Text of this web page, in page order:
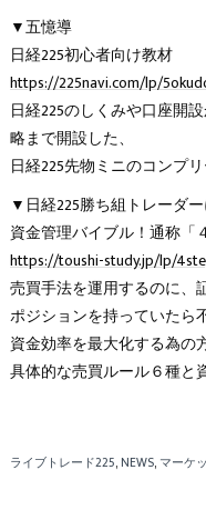
▼五憶導
日経225初心者向け教材
https://225navi.com/lp/
日経225のしくみや口座開
略まで開設した、
日経225先物ミニのコンプ
▼日経225勝ち組トレーダ
資金管理バイブル！通称「
https://toushi-study.jp/lp/
売買手法を運用するのに、
ポジションを持っていたら
資金効率を最大化する為の
具体的な売買ルール６種と
ライブトレード225 NEWS マーケ